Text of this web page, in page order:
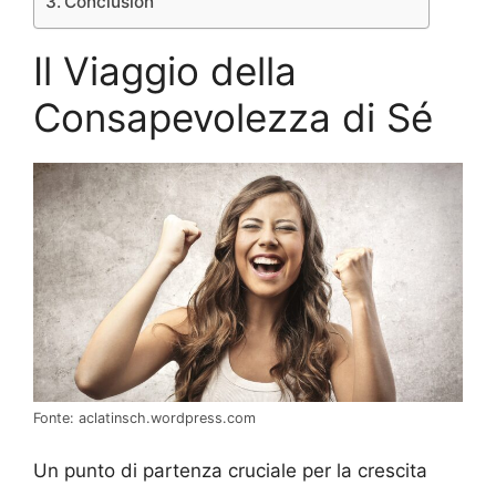
Il Viaggio della
Consapevolezza di Sé
Fonte: aclatinsch.wordpress.com
Un punto di partenza cruciale per la crescita